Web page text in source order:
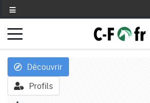
Découvrir
Profils